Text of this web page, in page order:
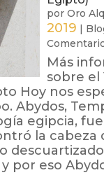
porOro
2019 |
Más
sobre el
Hoy nos
Abydos,
egipcia,
la cabeza
por eso